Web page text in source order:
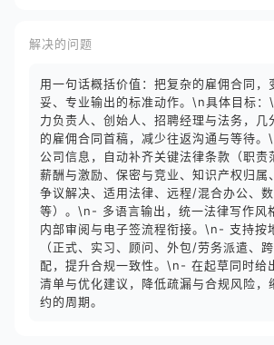
解决的问题
用一句话概括价值：把复杂的雇佣合同，
妥、专业输出的标准动作。\n具体目标
力负责人、创始人、招聘经理与法务，几
的雇佣合同首稿，减少往返沟通与等待
公司信息，自动补齐关键法律条款（职责
薪酬与激励、保密与竞业、知识产权归属
争议解决、适用法律、远程/混合办公、
等）。\n- 多语言输出，统一法律写作风
内部审阅与电子签流程衔接。\n- 支持按
（正式、实习、顾问、外包/劳务派遣、
配，提升合规一致性。\n- 在起草同时给
清单与优化建议，降低疏漏与合规风险
约的周期。